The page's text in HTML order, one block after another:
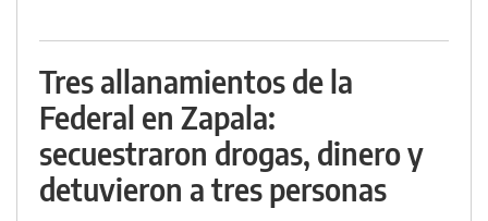
Tres allanamientos de la
Federal en Zapala:
secuestraron drogas, dinero y
detuvieron a tres personas